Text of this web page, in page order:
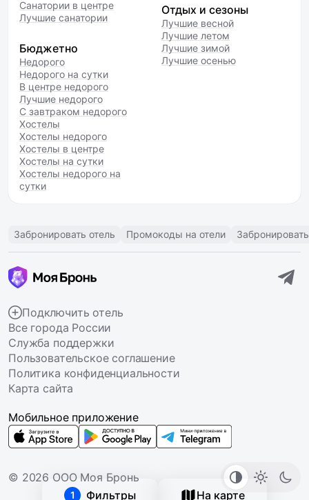
1 Фильтры На карте
Санатории в центре
Лучшие санатории
Бюджетно
Недорого
Недорого на сутки
В центре недорого
Лучшие недорого
С завтраком недорого
Хостелы
Хостелы недорого
Хостелы в центре
Хостелы на сутки
Хостелы недорого на
сутки
Отдых и сезоны
Лучшие весной
Лучшие летом
Лучшие зимой
Лучшие осенью
Забронировать отель Промокоды на отели
Подключить отель
Все города России
Служба поддержки
Пользовательское соглашение
Политика конфиденциальности
Карта сайта
© 2026 ООО Моя Бронь
Мобильное приложение